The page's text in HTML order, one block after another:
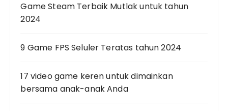
Game Steam Terbaik Mutlak untuk tahun
2024
9 Game FPS Seluler Teratas tahun 2024
17 video game keren untuk dimainkan
bersama anak-anak Anda